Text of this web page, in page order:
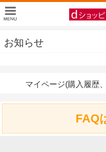
お知らせ
マイページ(購入履歴
FAQ